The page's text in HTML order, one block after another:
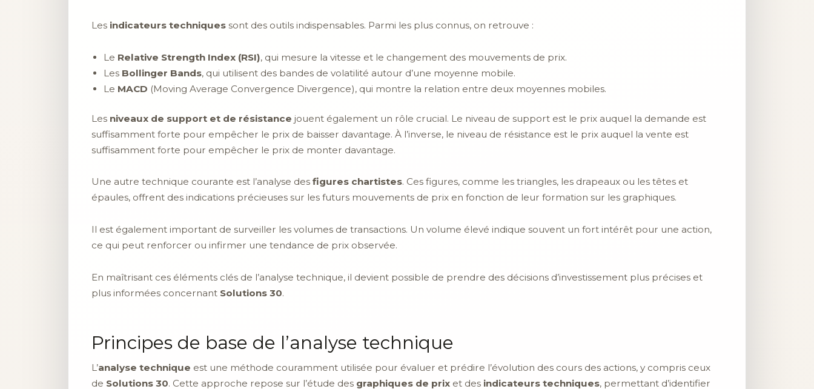
Les indicateurs techniques sont des outils indispensables. Parmi les plus connus, on retrouve :
Le Relative Strength Index (RSI), qui mesure la vitesse et le changement des mouvements de prix.
Les Bollinger Bands, qui utilisent des bandes de volatilité autour d’une moyenne mobile.
Le MACD (Moving Average Convergence Divergence), qui montre la relation entre deux moyennes mobiles.
Les niveaux de support et de résistance jouent également un rôle crucial. Le niveau de support est le prix auquel la demande est
suffisamment forte pour empêcher le prix de baisser davantage. À l’inverse, le niveau de résistance est le prix auquel la vente est
suffisamment forte pour empêcher le prix de monter davantage.
Une autre technique courante est l’analyse des figures chartistes. Ces figures, comme les triangles, les drapeaux ou les têtes et
épaules, offrent des indications précieuses sur les futurs mouvements de prix en fonction de leur formation sur les graphiques.
Il est également important de surveiller les volumes de transactions. Un volume élevé indique souvent un fort intérêt pour une action,
ce qui peut renforcer ou infirmer une tendance de prix observée.
En maîtrisant ces éléments clés de l’analyse technique, il devient possible de prendre des décisions d’investissement plus précises et
plus informées concernant Solutions 30.
Principes de base de l’analyse technique
L’analyse technique est une méthode couramment utilisée pour évaluer et prédire l’évolution des cours des actions, y compris ceux
de Solutions 30. Cette approche repose sur l’étude des graphiques de prix et des indicateurs techniques, permettant d’identifier